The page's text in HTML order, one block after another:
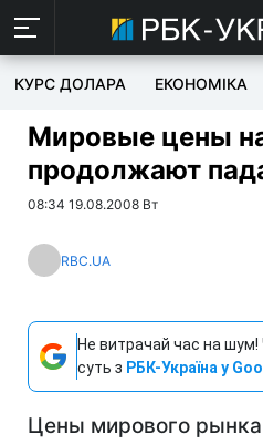
КУРС ДОЛАРА ЕКОНОМІКА
Мировые цены
продолжают
08:34 19.08.2008 Вт
RBC.UA
Не витрачай час на шум!
суть з РБК-Україна у
Цены мирового